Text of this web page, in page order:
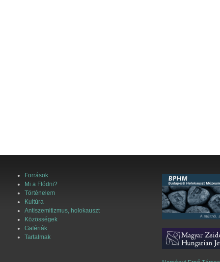
Források
Mi a Flódni?
Történelem
Kultúra
Antiszemitizmus, holokauszt
Közösségek
Galériák
Tartalmak